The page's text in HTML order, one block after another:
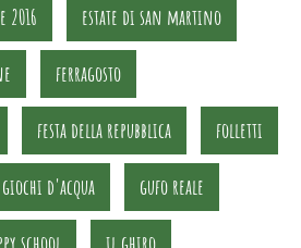
2016 estate di san martino
ferragosto
festa della repubblica folletti
giochi d'acqua gufo reale